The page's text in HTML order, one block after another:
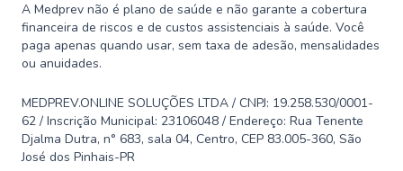
A Medprev não é plano de saúde e não garante a cobertura
financeira de riscos e de custos assistenciais à saúde. Você
paga apenas quando usar, sem taxa de adesão, mensalidades
ou anuidades.
MEDPREV.ONLINE SOLUÇÕES LTDA / CNPJ: 19.258.530/0001-
62 / Inscrição Municipal: 23106048 / Endereço: Rua Tenente
Djalma Dutra, n° 683, sala 04, Centro, CEP 83.005-360, São
José dos Pinhais-PR